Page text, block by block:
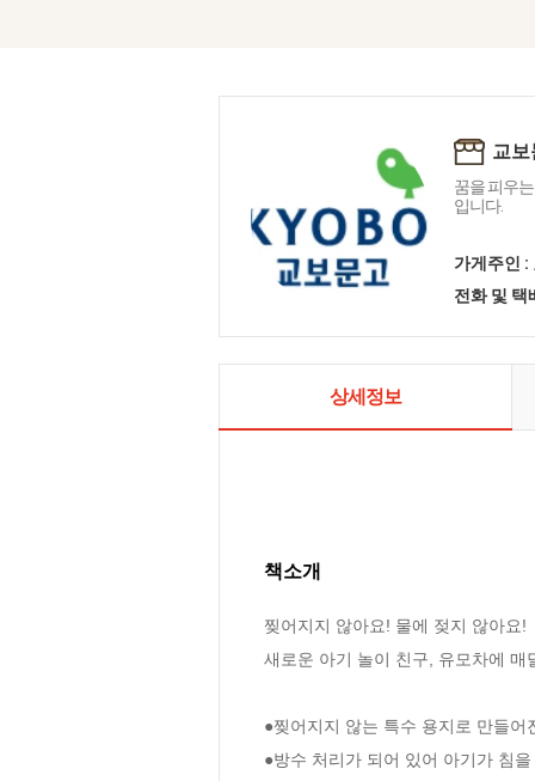
교
꿈을 피우
입니다.
가게주인 :
전화 및 택
상세정보
책소개
찢어지지 않아요! 물에 젖지 않아요!
새로운 아기 놀이 친구, 유모차에 매
●찢어지지 않는 특수 용지로 만들
●방수 처리가 되어 있어 아기가 침